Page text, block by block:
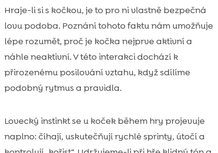
Hraje-li si s kočkou, je to pro ni vlastně bezpečná
lovu podoba. Poznání tohoto faktu nám umožňuje
lépe rozumět, proč je kočka nejprve aktivní a
náhle neaktivní. V této interakci dochází k
přirozenému posilování vztahu, když sdílíme
podobný rytmus a pravidla.
Lovecký instinkt se u koček během hry projevuje
naplno: číhají, uskutečňují rychlé sprinty, útočí a